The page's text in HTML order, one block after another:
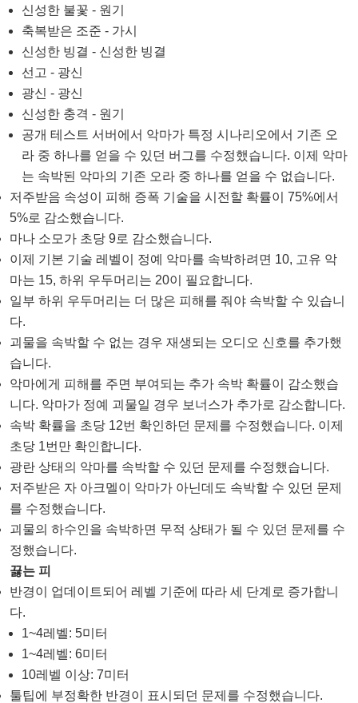
신성한 불꽃 - 원기
축복받은 조준 - 가시
신성한 빙결 - 신성한 빙결
선고 - 광신
광신 - 광신
신성한 충격 - 원기
공개 테스트 서버에서 악마가 특정 시나리오에서 기존 오
라 중 하나를 얻을 수 있던 버그를 수정했습니다. 이제 악마
는 속박된 악마의 기존 오라 중 하나를 얻을 수 없습니다.
저주받음 속성이 피해 증폭 기술을 시전할 확률이 75%에서
5%로 감소했습니다.
마나 소모가 초당 9로 감소했습니다.
이제 기본 기술 레벨이 정예 악마를 속박하려면 10, 고유 악
마는 15, 하위 우두머리는 20이 필요합니다.
일부 하위 우두머리는 더 많은 피해를 줘야 속박할 수 있습니
다.
괴물을 속박할 수 없는 경우 재생되는 오디오 신호를 추가했
습니다.
악마에게 피해를 주면 부여되는 추가 속박 확률이 감소했습
니다. 악마가 정예 괴물일 경우 보너스가 추가로 감소합니다.
속박 확률을 초당 12번 확인하던 문제를 수정했습니다. 이제
초당 1번만 확인합니다.
광란 상태의 악마를 속박할 수 있던 문제를 수정했습니다.
저주받은 자 아크멜이 악마가 아닌데도 속박할 수 있던 문제
를 수정했습니다.
괴물의 하수인을 속박하면 무적 상태가 될 수 있던 문제를 수
정했습니다.
끓는 피
반경이 업데이트되어 레벨 기준에 따라 세 단계로 증가합니
다.
1~4레벨: 5미터
1~4레벨: 6미터
10레벨 이상: 7미터
툴팁에 부정확한 반경이 표시되던 문제를 수정했습니다.